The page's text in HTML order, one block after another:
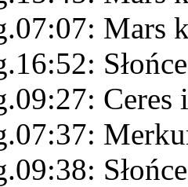
Mars
Ceres